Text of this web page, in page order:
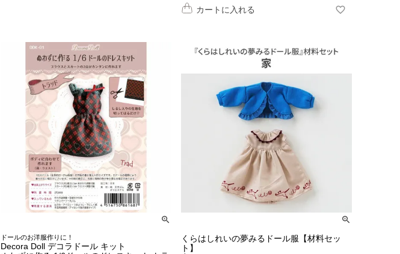
カートに入れる
ドールのお洋服作りに！
Decora Doll デコラドール キット
くらはしれいの夢みるドール服【材料セッ
ト】